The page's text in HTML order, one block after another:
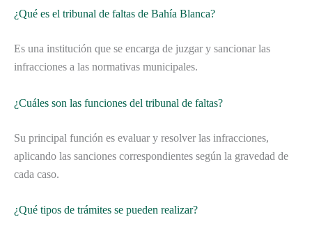
¿Qué es el tribunal de faltas de Bahía Blanca?
Es una institución que se encarga de juzgar y sancionar las
infracciones a las normativas municipales.
¿Cuáles son las funciones del tribunal de faltas?
Su principal función es evaluar y resolver las infracciones,
aplicando las sanciones correspondientes según la gravedad de
cada caso.
¿Qué tipos de trámites se pueden realizar?